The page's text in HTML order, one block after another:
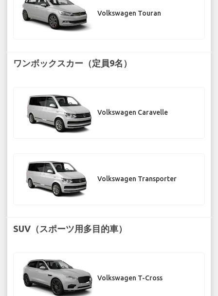
Volkswagen Touran
ワンボックスカー（定員9名）
Volkswagen Caravelle
Volkswagen Transporter
SUV（スポーツ用多目的車）
Volkswagen T-Cross